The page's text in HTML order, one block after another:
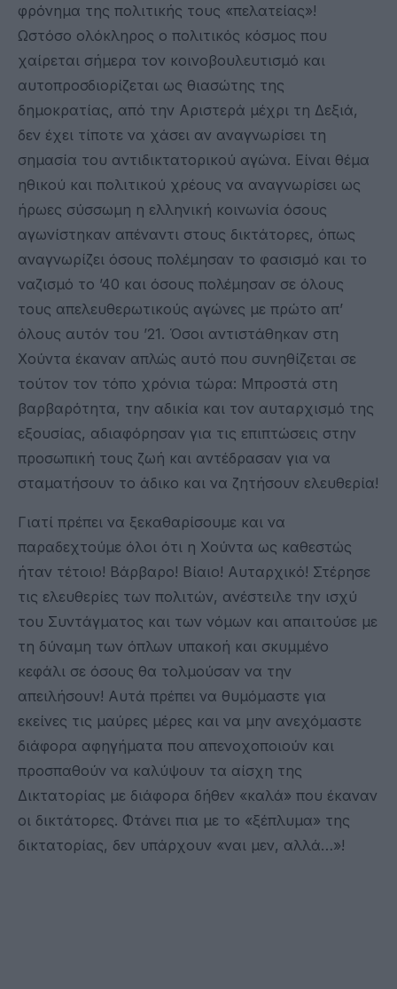
φρόνημα της πολιτικής τους «πελατείας»!
Ωστόσο ολόκληρος ο πολιτικός κόσμος που
χαίρεται σήμερα τον κοινοβουλευτισμό και
αυτοπροσδιορίζεται ως θιασώτης της
δημοκρατίας, από την Αριστερά μέχρι τη Δεξιά,
δεν έχει τίποτε να χάσει αν αναγνωρίσει τη
σημασία του αντιδικτατορικού αγώνα. Είναι θέμα
ηθικού και πολιτικού χρέους να αναγνωρίσει ως
ήρωες σύσσωμη η ελληνική κοινωνία όσους
αγωνίστηκαν απέναντι στους δικτάτορες, όπως
αναγνωρίζει όσους πολέμησαν το φασισμό και το
ναζισμό το ’40 και όσους πολέμησαν σε όλους
τους απελευθερωτικούς αγώνες με πρώτο απ’
όλους αυτόν του ’21. Όσοι αντιστάθηκαν στη
Χούντα έκαναν απλώς αυτό που συνηθίζεται σε
τούτον τον τόπο χρόνια τώρα: Μπροστά στη
βαρβαρότητα, την αδικία και τον αυταρχισμό της
εξουσίας, αδιαφόρησαν για τις επιπτώσεις στην
προσωπική τους ζωή και αντέδρασαν για να
σταματήσουν το άδικο και να ζητήσουν ελευθερία!
Γιατί πρέπει να ξεκαθαρίσουμε και να
παραδεχτούμε όλοι ότι η Χούντα ως καθεστώς
ήταν τέτοιο! Βάρβαρο! Βίαιο! Αυταρχικό! Στέρησε
τις ελευθερίες των πολιτών, ανέστειλε την ισχύ
του Συντάγματος και των νόμων και απαιτούσε με
τη δύναμη των όπλων υπακοή και σκυμμένο
κεφάλι σε όσους θα τολμούσαν να την
απειλήσουν! Αυτά πρέπει να θυμόμαστε για
εκείνες τις μαύρες μέρες και να μην ανεχόμαστε
διάφορα αφηγήματα που απενοχοποιούν και
προσπαθούν να καλύψουν τα αίσχη της
Δικτατορίας με διάφορα δήθεν «καλά» που έκαναν
οι δικτάτορες. Φτάνει πια με το «ξέπλυμα» της
δικτατορίας, δεν υπάρχουν «ναι μεν, αλλά…»!